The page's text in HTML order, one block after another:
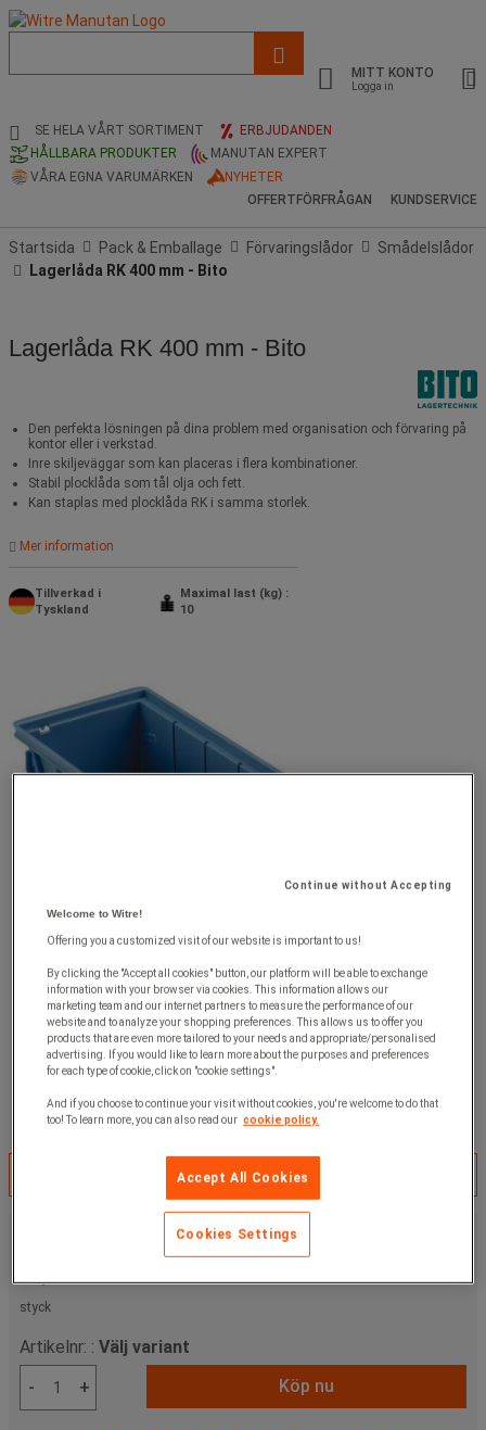
och
sökhistorik
MITT KONTO
Logga in
SE HELA VÅRT SORTIMENT
ERBJUDANDEN
HÅLLBARA PRODUKTER
MANUTAN EXPERT
VÅRA EGNA VARUMÄRKEN
NYHETER
OFFERTFÖRFRÅGAN
KUNDSERVICE
Startsida Pack & Emballage Förvaringslådor
Smådelslådor
Lagerlåda RK 400 mm - Bito
Lagerlåda RK 400 mm - Bito
Den perfekta lösningen på dina problem med organisation och förvaring på
kontor eller i verkstad.
Inre skiljeväggar som kan placeras i flera kombinationer.
Stabil plocklåda som tål olja och fett.
Kan staplas med plocklåda RK i samma storlek.
Mer information
Tillverkad i
Tyskland
Maximal last (kg) :
10
Välj variant
exkl. moms
123,75 krinkl. moms
styck
Artikelnr: : Välj variant
-
+ Köp nu
Continue without Accepting
Welcome to Witre!
Offering you a customized visit of our website is important to us!
By clicking the "Accept all cookies" button, our platform will be able to exchange
information with your browser via cookies. This information allows our
marketing team and our internet partners to measure the performance of our
website and to analyze your shopping preferences. This allows us to offer you
products that are even more tailored to your needs and appropriate/personalised
advertising. If you would like to learn more about the purposes and preferences
for each type of cookie, click on "cookie settings".
And if you choose to continue your visit without cookies, you're welcome to do that
too! To learn more, you can also read our cookie policy.
Accept All Cookies
Cookies Settings